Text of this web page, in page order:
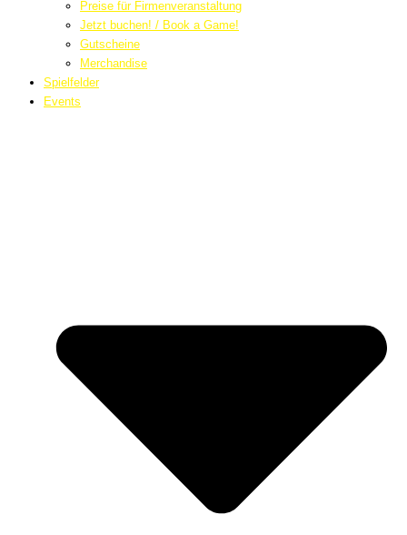
Preise für Firmenveranstaltung
Jetzt buchen! / Book a Game!
Gutscheine
Merchandise
Spielfelder
Events